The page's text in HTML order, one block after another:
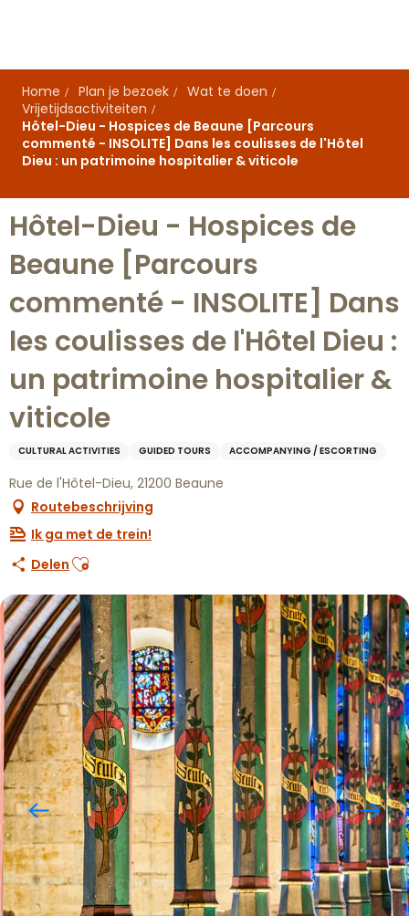
principal
Home
Plan je bezoek
Wat te doen
Vrijetijdsactiviteiten
Hôtel-Dieu - Hospices de Beaune [Parcours
commenté - INSOLITE] Dans les coulisses de l'Hôtel
Dieu : un patrimoine hospitalier & viticole
Hôtel-Dieu - Hospices de
Beaune [Parcours
commenté - INSOLITE] Dans
les coulisses de l'Hôtel Dieu :
un patrimoine hospitalier &
viticole
CULTURAL ACTIVITIES GUIDED TOURS ACCOMPANYING / ESCORTING
Rue de l'Hôtel-Dieu, 21200 Beaune
Routebeschrijving
Ik ga met de trein!
Delen Ajouter aux favoris